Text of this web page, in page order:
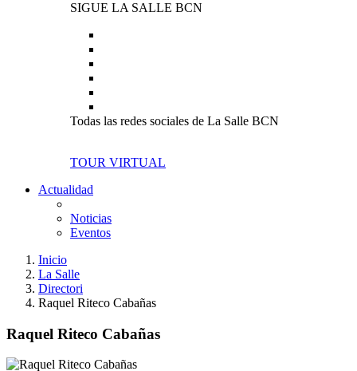
SIGUE LA SALLE BCN
Todas las redes sociales de La Salle BCN
TOUR VIRTUAL
Actualidad
Noticias
Eventos
Inicio
La Salle
Directori
Raquel Riteco Cabañas
Raquel Riteco Cabañas